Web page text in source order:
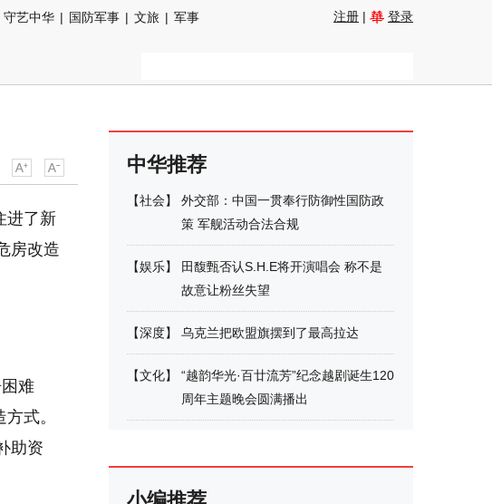
守艺中华 | 国防军事 | 文旅 | 军事
注册 | 登录
进了新
房改造
难
式。
助资
中华推荐
【社会】
外交部：中国一贯奉行防御性国防政
策 军舰活动合法合规
【娱乐】
田馥甄否认S.H.E将开演唱会 称不是
故意让粉丝失望
【深度】 乌克兰把欧盟旗摆到了最高拉达
【文化】
“越韵华光·百廿流芳”纪念越剧诞生120
周年主题晚会圆满播出